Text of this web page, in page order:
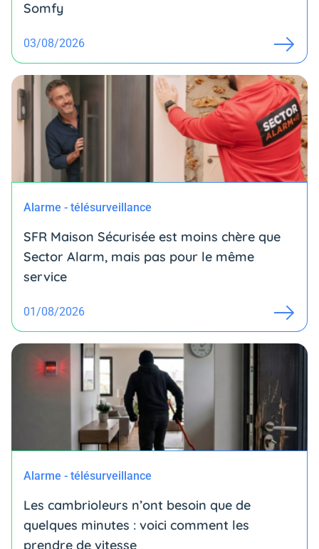
Somfy
03/08/2026
Alarme - télésurveillance
SFR Maison Sécurisée est moins chère que
Sector Alarm, mais pas pour le même
service
01/08/2026
Alarme - télésurveillance
Les cambrioleurs n’ont besoin que de
quelques minutes : voici comment les
prendre de vitesse